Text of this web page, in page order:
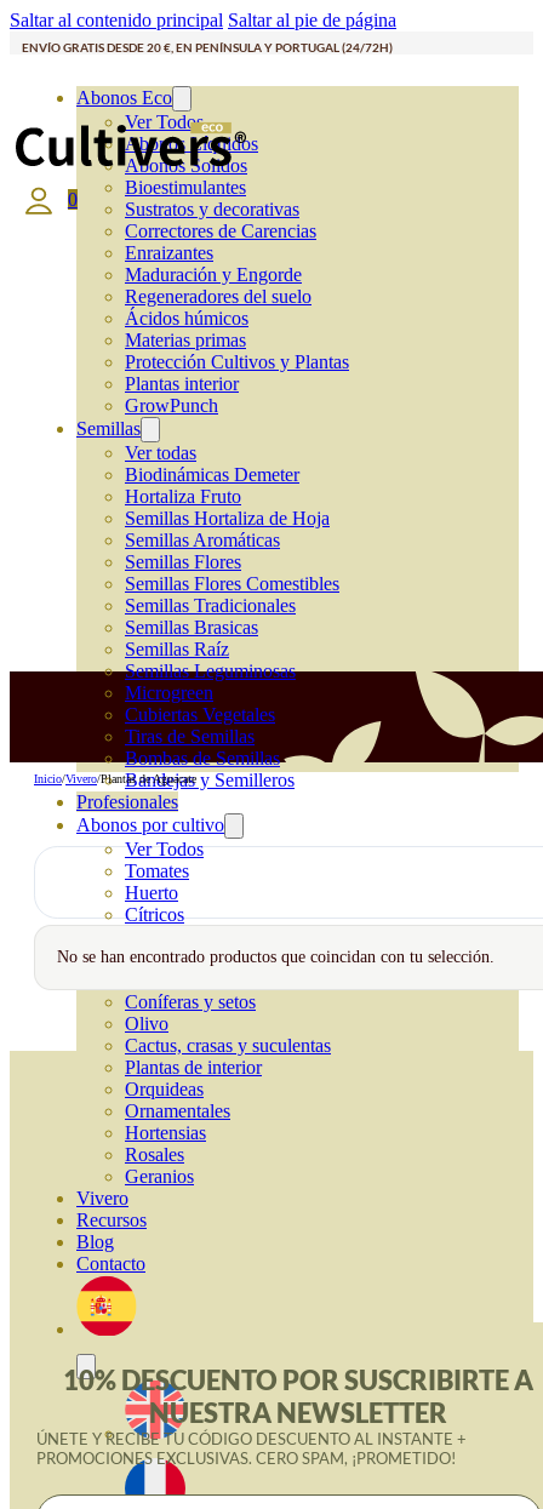
Saltar al contenido principal Saltar al pie de página
ENVÍO GRATIS DESDE 20 €, EN PENÍNSULA Y PORTUGAL (24/72H)
Abonos Eco
Ver Todos
Abonos Líquidos
Abonos Solidos
Bioestimulantes
Sustratos y decorativas
Correctores de Carencias
Enraizantes
Maduración y Engorde
Regeneradores del suelo
Ácidos húmicos
Materias primas
Protección Cultivos y Plantas
Plantas interior
GrowPunch
Semillas
Ver todas
Biodinámicas Demeter
Hortaliza Fruto
Semillas Hortaliza de Hoja
Semillas Aromáticas
Semillas Flores
Semillas Flores Comestibles
Semillas Tradicionales
Semillas Brasicas
Semillas Raíz
Semillas Leguminosas
Microgreen
Cubiertas Vegetales
Tiras de Semillas
Bombas de Semillas
Bandejas y Semilleros
Profesionales
Abonos por cultivo
Ver Todos
Tomates
Huerto
Cítricos
Césped
Coníferas y setos
Olivo
Cactus, crasas y suculentas
Plantas de interior
Orquideas
Ornamentales
Hortensias
Rosales
Geranios
Vivero
Recursos
Blog
Contacto
0
Inicio/Vivero/Plantas de Aguacate
No se han encontrado productos que coincidan con tu selección.
10% DESCUENTO POR SUSCRIBIRTE A
NUESTRA NEWSLETTER
ÚNETE Y RECIBE TU CÓDIGO DESCUENTO AL INSTANTE +
PROMOCIONES EXCLUSIVAS. CERO SPAM, ¡PROMETIDO!